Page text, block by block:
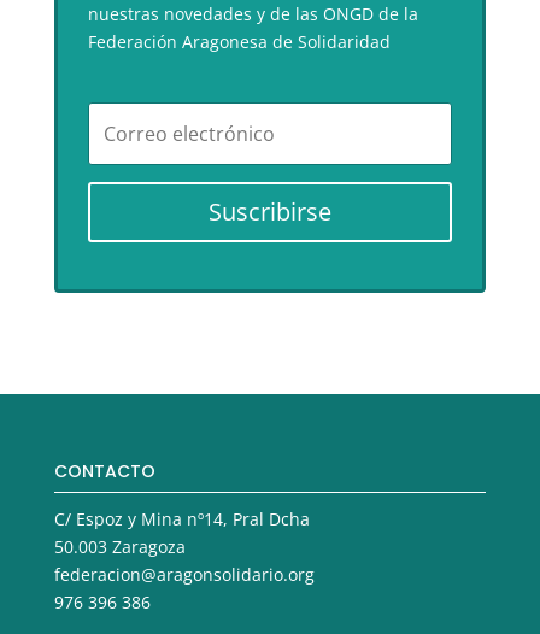
nuestras novedades y de las ONGD de la
Federación Aragonesa de Solidaridad
Suscribirse
CONTACTO
C/ Espoz y Mina nº14, Pral Dcha
50.003 Zaragoza
federacion@aragonsolidario.org
976 396 386